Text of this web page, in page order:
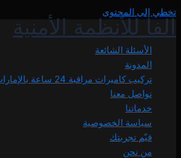
تخطي إلى المحتوى
ألفا للأنظمة الأمنية
الأسئلة الشائعة
المدونة
تركيب كاميرات مراقبة 24 ساعة بالإمارات
تواصل معنا
خدماتنا
سياسة الخصوصية
قيّم تجربتك
من نحن